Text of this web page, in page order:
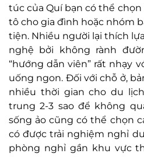
túc của Quí bạn có thể
tô cho gia đình hoặc nhóm
tiện. Nhiều người lại thích
nghệ bởi không rành
“hướng dẫn viên” rất nhạy
uống ngon. Đối với chỗ ở,
nhiều thời gian cho du
trung 2-3 sao để không
sống ảo cũng có thể chọn
có được trải nghiệm nghỉ
phòng nghỉ gần khu vực